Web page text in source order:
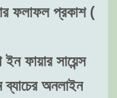
ফলাফল প্রকাশ (
ফায়ার সায়েন্স
অনলাইন